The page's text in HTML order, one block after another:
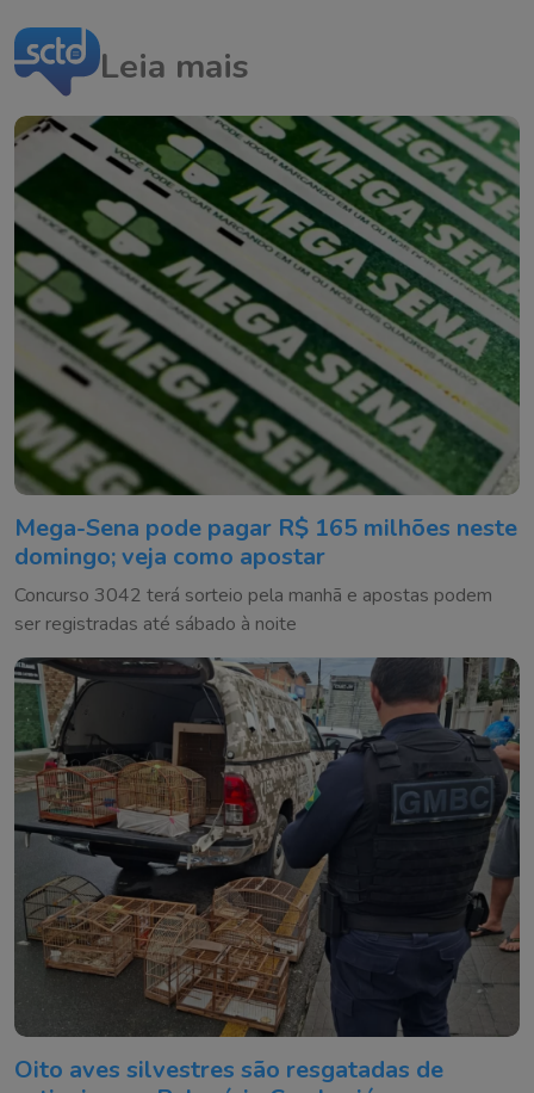
Leia mais
Mega-Sena pode pagar R$ 165 milhões neste
domingo; veja como apostar
Concurso 3042 terá sorteio pela manhã e apostas podem
ser registradas até sábado à noite
Oito aves silvestres são resgatadas de